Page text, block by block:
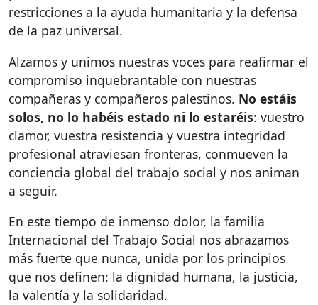
restricciones a la ayuda humanitaria y la defensa
de la paz universal.
Alzamos y unimos nuestras voces para reafirmar el
compromiso inquebrantable con nuestras
compañeras y compañeros palestinos. No estáis
solos, no lo habéis estado ni lo estaréis: vuestro
clamor, vuestra resistencia y vuestra integridad
profesional atraviesan fronteras, conmueven la
conciencia global del trabajo social y nos animan
a seguir.
En este tiempo de inmenso dolor, la familia
Internacional del Trabajo Social nos abrazamos
más fuerte que nunca, unida por los principios
que nos definen: la dignidad humana, la justicia,
la valentía y la solidaridad.